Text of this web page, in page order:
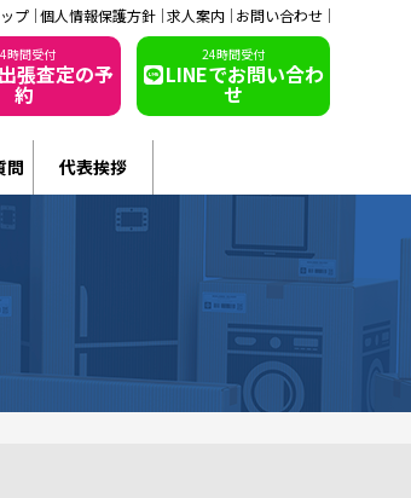
プ 個人情報保護方針 求人案内 お問い合わせ
時間受付
張査定の予
約
24時間受付
LINEでお問い合わ
せ
問 代表挨拶